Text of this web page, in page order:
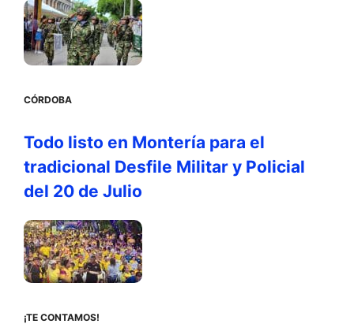
CÓRDOBA
Todo listo en Montería para el
tradicional Desfile Militar y Policial
del 20 de Julio
¡TE CONTAMOS!